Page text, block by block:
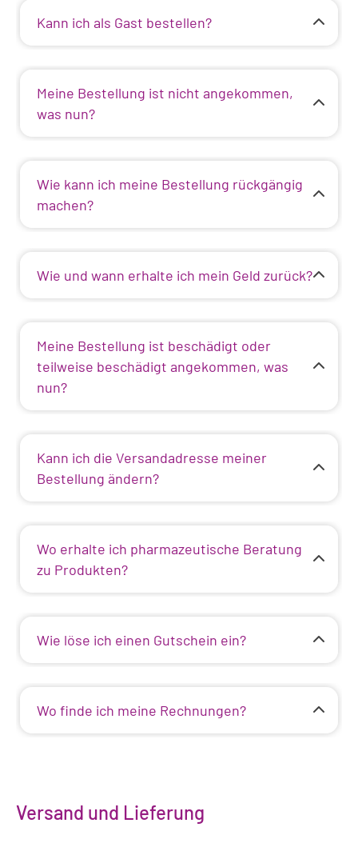
Kann ich als Gast bestellen?
Meine Bestellung ist nicht angekommen,
was nun?
Wie kann ich meine Bestellung rückgängig
machen?
Wie und wann erhalte ich mein Geld zurück?
Meine Bestellung ist beschädigt oder
teilweise beschädigt angekommen, was
nun?
Kann ich die Versandadresse meiner
Bestellung ändern?
Wo erhalte ich pharmazeutische Beratung
zu Produkten?
Wie löse ich einen Gutschein ein?
Wo finde ich meine Rechnungen?
Versand und Lieferung